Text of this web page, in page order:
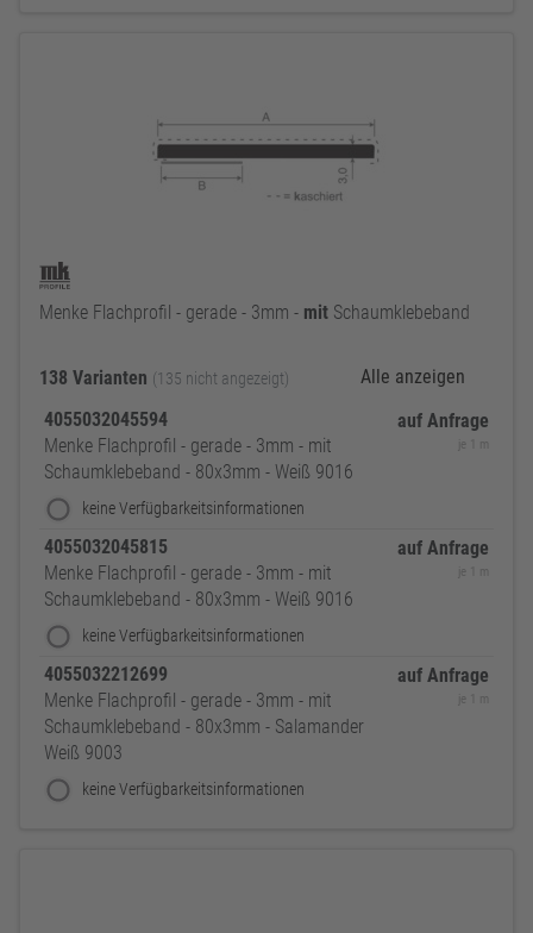
Menke Flachprofil - gerade - 3mm - mit Schaumklebeband
138 Varianten (135 nicht angezeigt)
Alle anzeigen
4055032045594
Menke Flachprofil - gerade - 3mm - mit
Schaumklebeband - 80x3mm - Weiß 9016
keine Verfügbarkeitsinformationen
auf Anfrage
je 1 m
4055032045815
Menke Flachprofil - gerade - 3mm - mit
Schaumklebeband - 80x3mm - Weiß 9016
keine Verfügbarkeitsinformationen
auf Anfrage
je 1 m
4055032212699
Menke Flachprofil - gerade - 3mm - mit
Schaumklebeband - 80x3mm - Salamander
Weiß 9003
keine Verfügbarkeitsinformationen
auf Anfrage
je 1 m